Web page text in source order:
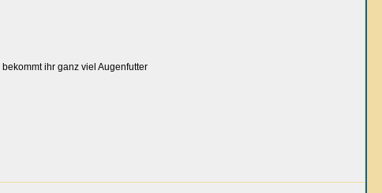
ihr ganz viel Augenfutter